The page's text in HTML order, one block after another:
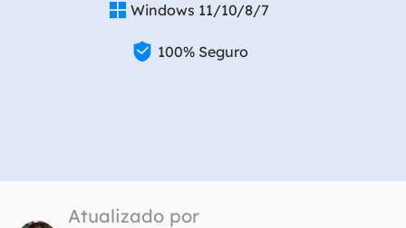
 Windows 11/10/8/7
 100% Seguro
Atualizado por